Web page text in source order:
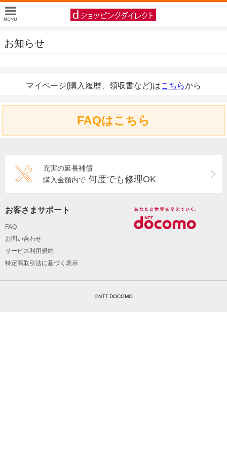
お知らせ
マイページ(購入履歴、領収書など)はこちらから
FAQはこちら
充実の延長補償
購入金額内で 何度でも修理OK
お客さまサポート
FAQ
お問い合わせ
サービス利用規約
特定商取引法に基づく表示
©NTT DOCOMO